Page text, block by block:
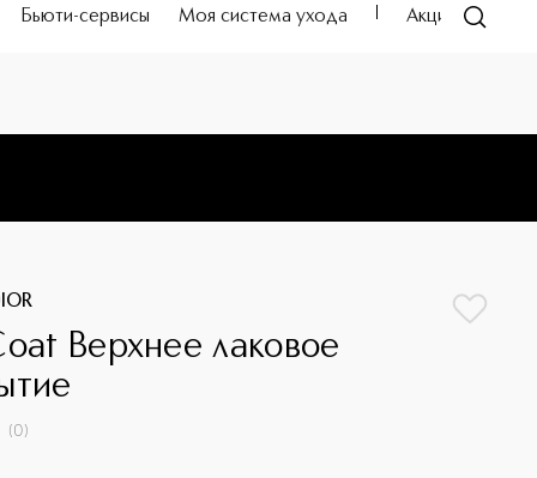
Бьюти-сервисы Моя система ухода Акции
Верхнее лаковое
(0)